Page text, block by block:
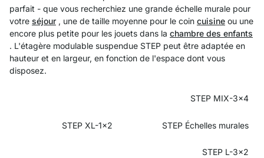
parfait - que vous recherchiez une grande échelle murale pour
votre séjour , une de taille moyenne pour le coin cuisine ou une
encore plus petite pour les jouets dans la chambre des enfants
. L'étagère modulable suspendue STEP peut être adaptée en
hauteur et en largeur, en fonction de l'espace dont vous
disposez.
STEP MIX-3x4
STEP XL-1x2 STEP Échelles murales
STEP L-3x2